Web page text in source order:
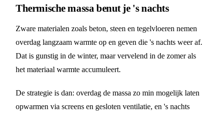
Thermische massa benut je 's nachts
Zware materialen zoals beton, steen en tegelvloeren nemen
overdag langzaam warmte op en geven die 's nachts weer af.
Dat is gunstig in de winter, maar vervelend in de zomer als
het materiaal warmte accumuleert.
De strategie is dan: overdag de massa zo min mogelijk laten
opwarmen via screens en gesloten ventilatie, en 's nachts